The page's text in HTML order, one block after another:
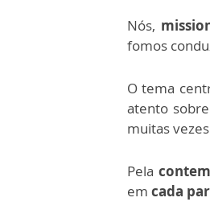
Nós,
fomos
O tema
atento
muitas
Pela
em cada